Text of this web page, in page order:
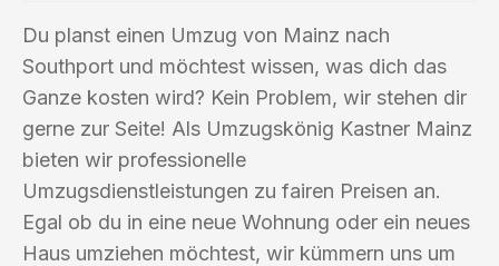
Du planst einen Umzug von Mainz nach
Southport und möchtest wissen, was dich das
Ganze kosten wird? Kein Problem, wir stehen dir
gerne zur Seite! Als Umzugskönig Kastner Mainz
bieten wir professionelle
Umzugsdienstleistungen zu fairen Preisen an.
Egal ob du in eine neue Wohnung oder ein neues
Haus umziehen möchtest, wir kümmern uns um